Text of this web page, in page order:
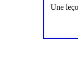
Une